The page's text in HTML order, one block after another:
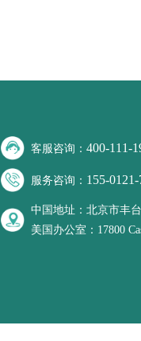
客服咨询：400-111-
服务咨询： 155-
中国地址：北京市丰
美国办公室：17800